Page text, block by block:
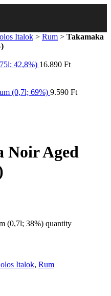
Italok > Rum > Takamaka
42,8%) 16.890 Ft
(0,7l; 69%) 9.590 Ft
Noir Aged
(0,7l; 38%) quantity
Italok, Rum